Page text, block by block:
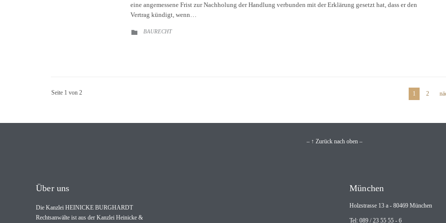
eine angemessene Frist zur Nachholung der Handlung verbunden mit der Erklärung gesetzt hat, dass er den
Vertrag kündigt, wenn…
 CATEGORY
BAURECHT
Seite 1 von 2 1 2
– ↑ Zurück nach oben –
Über uns
Die Kanzlei HEINICKE BURGHARDT
Rechtsanwälte ist aus der Kanzlei Heinicke &
München
Holzstrasse 13 a - 80469 München
Tel: 089 / 23 55 55 - 6